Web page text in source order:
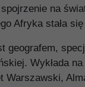
na
Afryka stała
geografem,
Wykłada
Warszawski,